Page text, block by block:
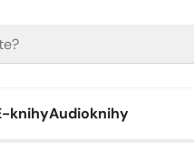
knihyAudioknihy